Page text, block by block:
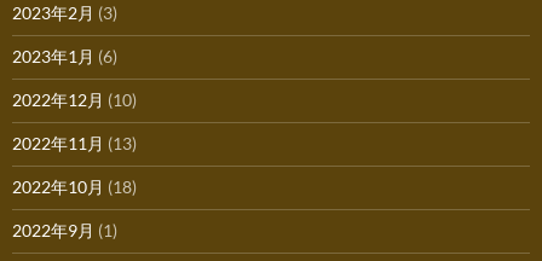
2023年2月 (3)
2023年1月 (6)
2022年12月 (10)
2022年11月 (13)
2022年10月 (18)
2022年9月 (1)